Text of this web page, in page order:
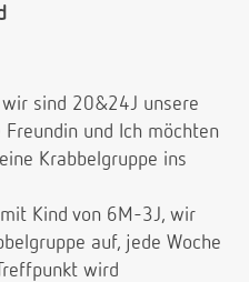
sind 20&24J unsere
und Ich möchten
Krabbelgruppe ins
Kind von 6M-3J, wir
auf, jede Woche
wird